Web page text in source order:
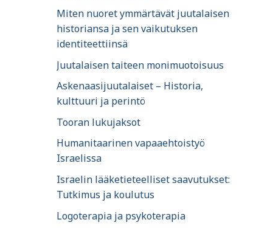
Miten nuoret ymmärtävät juutalaisen
historiansa ja sen vaikutuksen
identiteettiinsä
Juutalaisen taiteen monimuotoisuus
Askenaasijuutalaiset – Historia,
kulttuuri ja perintö
Tooran lukujaksot
Humanitaarinen vapaaehtoistyö
Israelissa
Israelin lääketieteelliset saavutukset:
Tutkimus ja koulutus
Logoterapia ja psykoterapia